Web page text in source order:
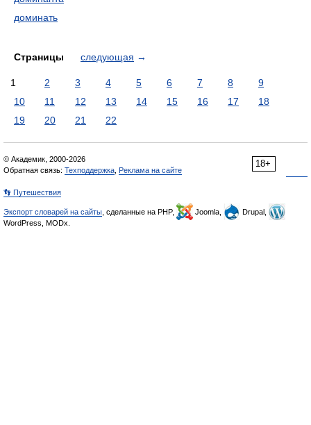
доминать
Страницы следующая →
1 2 3 4 5 6 7 8
9
10
11 12 13 14 15 16 17
18
19
20 21 22
18+
© Академик, 2000-2026
Обратная связь: Техподдержка Реклама на сайте
👣 Путешествия
Экспорт словарей на сайты , сделанные на PHP, Joomla,
Drupal,
WordPress, MODx.